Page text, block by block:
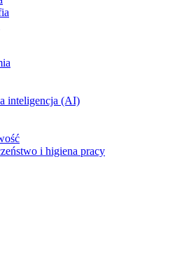
inteligencja (AI)
i higiena pracy